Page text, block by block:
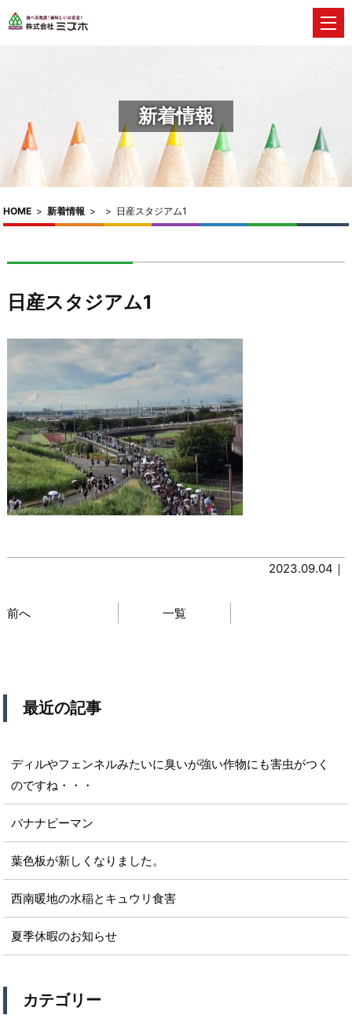
新着情報
HOME > 新着情報 > > 日産スタジアム1
日産スタジアム1
2023.09.04｜
前へ 一覧
最近の記事
ディルやフェンネルみたいに臭いが強い作物にも害虫がつく
のですね・・・
バナナピーマン
葉色板が新しくなりました。
西南暖地の水稲とキュウリ食害
夏季休暇のお知らせ
カテゴリー